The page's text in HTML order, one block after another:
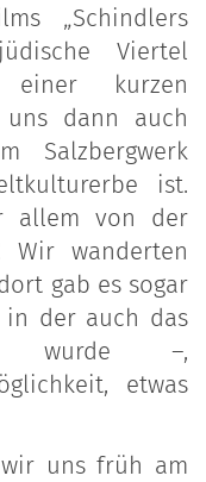
„Schindlers
Viertel
einer kurzen
uns dann auch
Salzbergwerk
ist.
allem von der
Wir wanderten
gab es sogar
in der auch das
wurde –,
etwas
uns früh am